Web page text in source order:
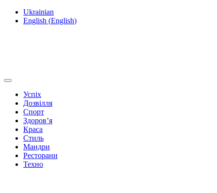
Ukrainian
English (English)
Успіх
Дозвілля
Спорт
Здоров’я
Краса
Стиль
Мандри
Ресторани
Техно